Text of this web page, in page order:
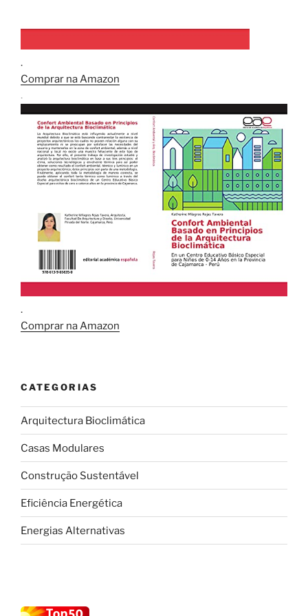
.
Comprar na Amazon
.
.
Comprar na Amazon
CATEGORIAS
Arquitectura Bioclimática
Casas Modulares
Construção Sustentável
Eficiência Energética
Energias Alternativas